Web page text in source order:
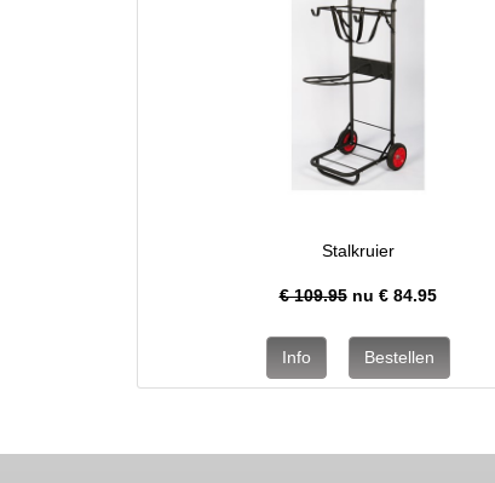
Stalkruier
€ 109.95nu € 84.95